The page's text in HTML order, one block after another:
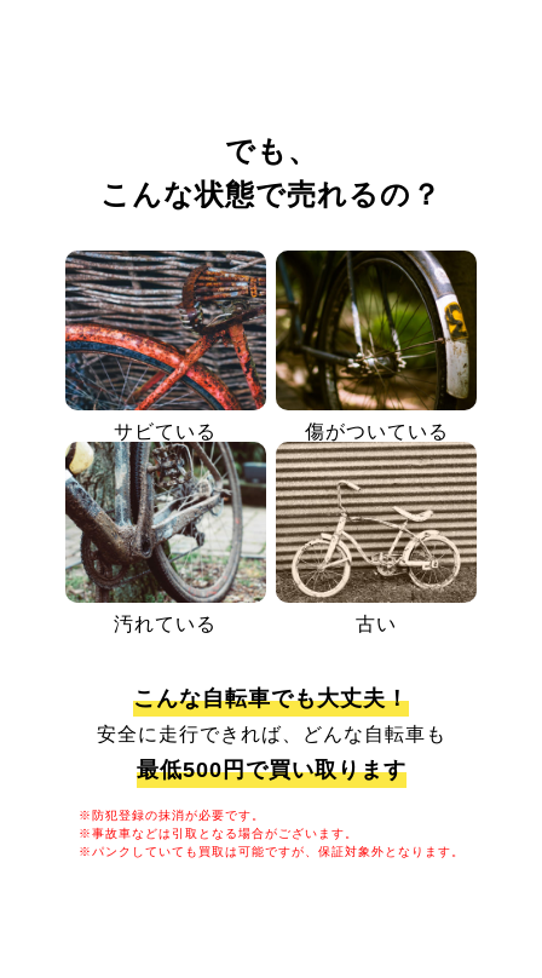
でも、
こんな状態で売れるの？
サビている 傷がついている
汚れている 古い
こんな自転車でも大丈夫！
安全に走行できれば、どんな自転車も
最低500円で買い取ります
※防犯登録の抹消が必要です。
※事故車などは引取となる場合がございます。
※パンクしていても買取は可能ですが、保証対象外となります。